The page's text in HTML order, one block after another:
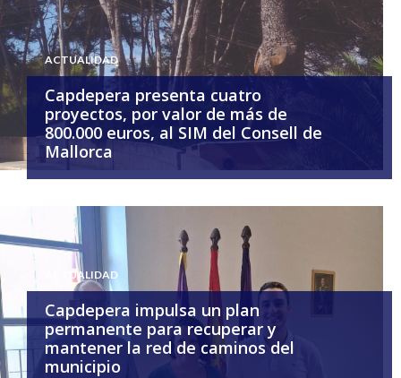
ACTUALIDAD
Capdepera presenta cuatro
proyectos, por valor de más de
800.000 euros, al SIM del Consell de
Mallorca
ACTUALIDAD
Capdepera impulsa un plan
permanente para recuperar y
mantener la red de caminos del
municipio